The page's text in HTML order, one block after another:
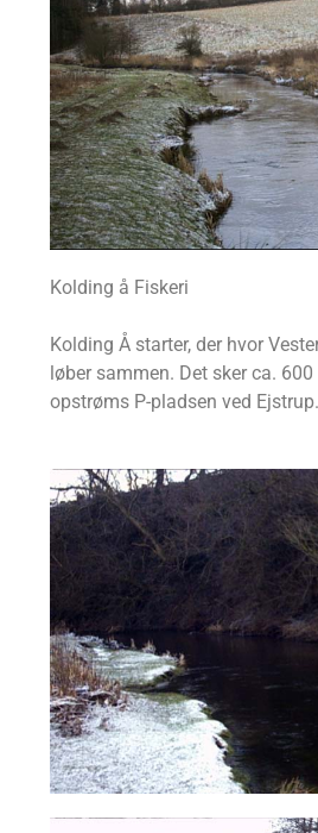
Kolding å Fiskeri
Kolding Å starter, der hvor
løber sammen. Det sker ca.
opstrøms P-pladsen ved Ejstrup.